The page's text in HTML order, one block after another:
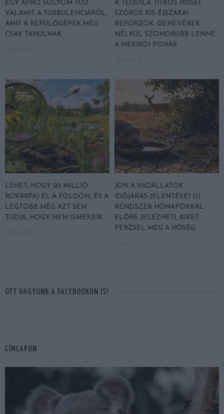
EGY APRÓ SÓLYOM TUD
VALAMIT A TURBULENCIÁRÓL,
AMIT A REPÜLŐGÉPEK MÉG
CSAK TANULNAK
A TEQUILA TITKOS HŐSEI
SZŐRÖS KIS ÉJSZAKAI
BEPORZÓK: DENEVÉREK
NÉLKÜL SZOMORÚBB LENNE
A MEXIKÓI POHÁR
LEHET, HOGY 20 MILLIÓ
ROVARFAJ ÉL A FÖLDÖN, ÉS A
LEGTÖBB MÉG AZT SEM
TUDJA, HOGY NEM ISMERJÜK
JÖN A VADÁLLATOK
IDŐJÁRÁS-JELENTÉSE? ÚJ
RENDSZER HÓNAPOKKAL
ELŐRE JELEZHETI, KIKET
PERZSEL MEG A HŐSÉG
OTT VAGYUNK A FACEBOOKON IS!
CÍMLAPON